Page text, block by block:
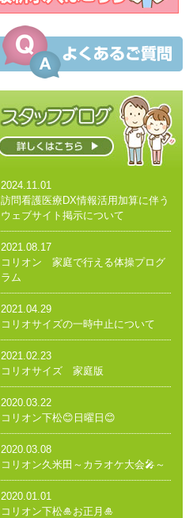
2024.11.01
訪問看護医療DX情報活用加算に伴う
ウェブサイト掲示について
2021.08.17
コリオン 家庭で行える体操プログ
ラム
2021.04.29
コリオサイズの一時中止について
2021.02.23
コリオサイズ 家庭版
2020.03.22
コリオン下松😊日曜日😊
2020.03.08
コリオン久米田～カラオケ大会🎤～
2020.01.01
コリオン下松🎍お正月🎍